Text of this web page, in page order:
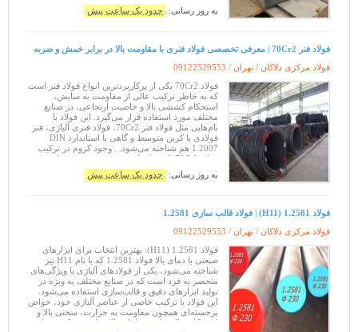
به روز رسانی: حدود یک ساعت پیش
فولاد فنر 70Cr2 | معرفی تخصصی فولاد فنری با مقاومت بالا در برابر خمش و ضربه
فولاد مرکزی دلاکان / تهران / 09122529553
فولاد 70Cr2 یکی از پرکاربردترین انواع فولاد فنر است
که به خاطر ترکیب عالی از مقاومت به سایش،
استحکام کششی بالا و خاصیت ارتجاعی، در صنایع
مختلف مورد استفاده قرار می‌گیرد. این فولاد با
نام‌هایی مثل فولاد فنر 70Cr2، فولاد فنری آلیاژی، فنر
فولادی با کربن متوسط و گاهی با استاندارد DIN
1.2007 هم شناخته می‌شود. . وجود کروم در ترکیب
فولاد 70Cr2 باعث افزایش سختی‌پذیری و مقاومت در
برابر خوردگی سطحی می‌شود
به روز رسانی: حدود یک ساعت پیش
فولاد 1.2581 (H11) | فولاد قالب سازی 1.2581
فولاد مرکزی دلاکان / تهران / 09122529553
فولاد 1.2581 (H11): بهترین انتخاب برای ابزارهای
صنعتی با دمای بالا فولاد 1.2581 که با نام H11 نیز
شناخته می‌شود، یکی از فولادهای آلیاژی با ویژگی‌های
منحصر به فرد است که در صنایع مختلف به ویژه در
تولید ابزارهای دقیق و قالب‌سازی استفاده می‌شود.
این فولاد با ترکیب خاصی از عناصر آلیاژی خود، خواص
برجسته‌ای همچون مقاومت به حرارت، سختی بالا و
استحکام عالی را در دماهای بالا فراهم می‌کند. در این